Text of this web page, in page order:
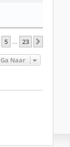
5 … 23
Ga Naar